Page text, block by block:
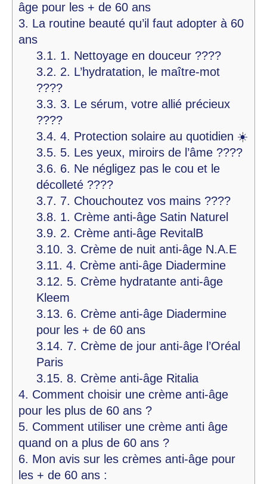
âge pour les + de 60 ans
3. La routine beauté qu’il faut adopter à 60
ans
3.1. 1. Nettoyage en douceur ????
3.2. 2. L’hydratation, le maître-mot
????
3.3. 3. Le sérum, votre allié précieux
????
3.4. 4. Protection solaire au quotidien ☀️
3.5. 5. Les yeux, miroirs de l’âme ????️
3.6. 6. Ne négligez pas le cou et le
décolleté ????
3.7. 7. Chouchoutez vos mains ????
3.8. 1. Crème anti-âge Satin Naturel
3.9. 2. Crème anti-âge RevitalB
3.10. 3. Crème de nuit anti-âge N.A.E
3.11. 4. Crème anti-âge Diadermine
3.12. 5. Crème hydratante anti-âge
Kleem
3.13. 6. Crème anti-âge Diadermine
pour les + de 60 ans
3.14. 7. Crème de jour anti-âge l’Oréal
Paris
3.15. 8. Crème anti-âge Ritalia
4. Comment choisir une crème anti-âge
pour les plus de 60 ans ?
5. Comment utiliser une crème anti âge
quand on a plus de 60 ans ?
6. Mon avis sur les crèmes anti-âge pour
les + de 60 ans :